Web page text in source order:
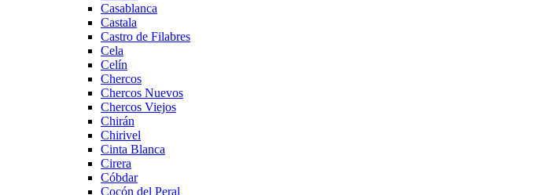
Casablanca
Castala
Castro de Filabres
Cela
Celín
Chercos
Chercos Nuevos
Chercos Viejos
Chirán
Chirivel
Cinta Blanca
Cirera
Cóbdar
Cocón del Peral